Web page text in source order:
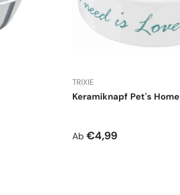
TRIXIE
Keramiknapf Pet's Home
Normaler Preis
Ab €4,99